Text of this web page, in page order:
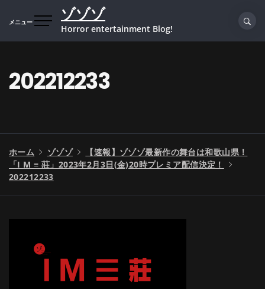
プ
メニュー ゾゾゾ
Horror entertainment Blog!
202212233
ホーム ゾゾゾ
【速報】ゾゾゾ最新作の舞台は和歌山県！
「I M ≡ 莊」2023年2月3日(金)20時プレミア配信決定！
202212233